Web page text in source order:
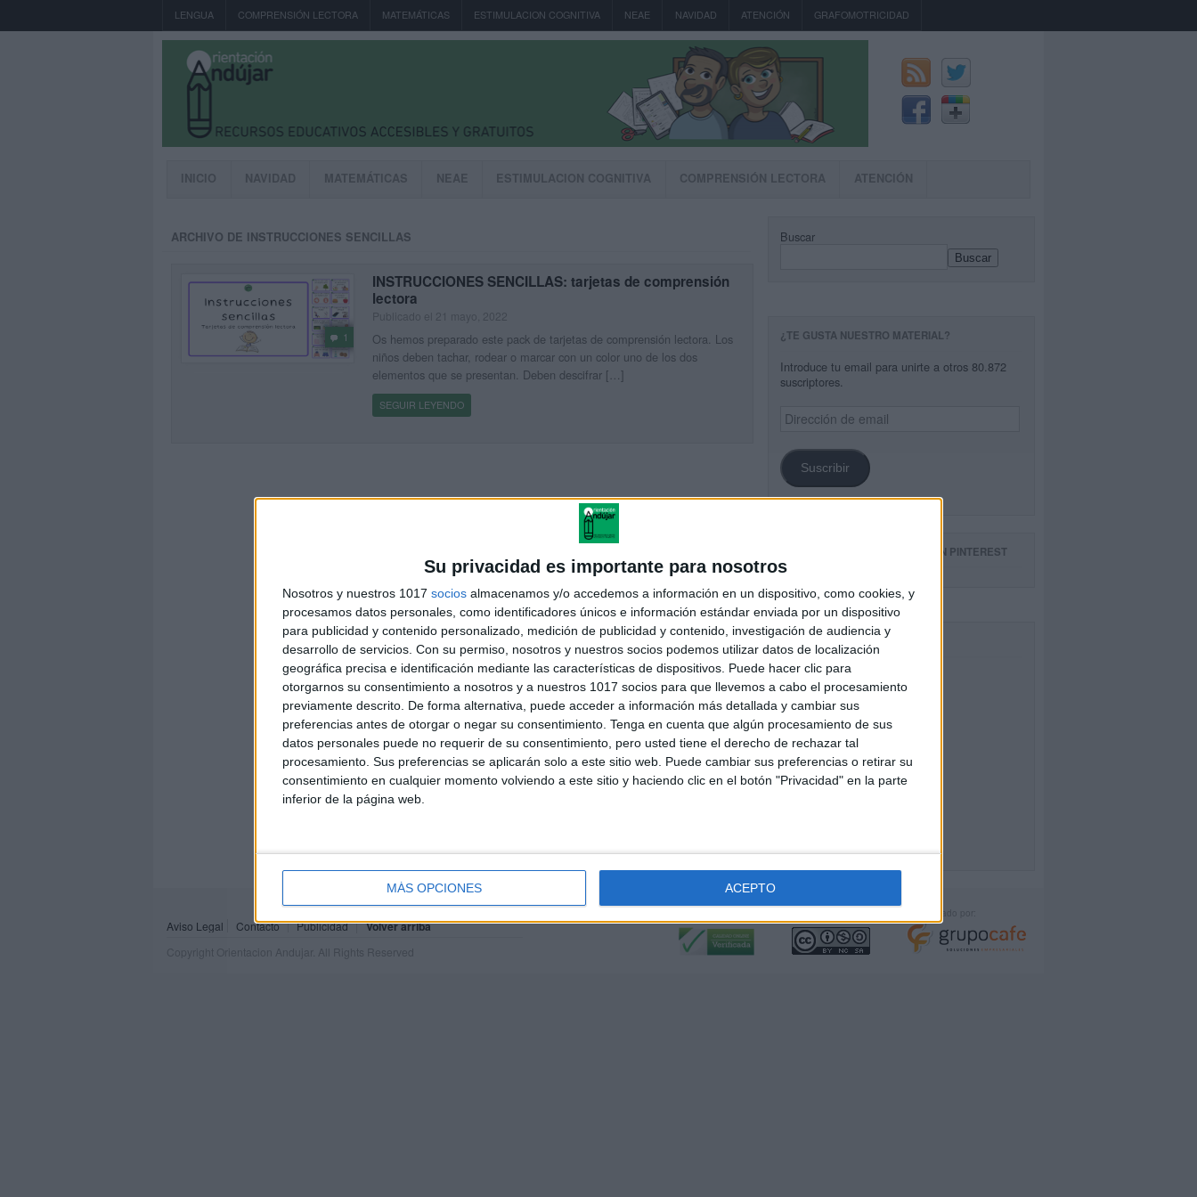
Su privacidad es importante para nosotros
Nosotros y nuestros 1017 socios almacenamos y/o accedemos a información en un dispositivo, como cookies, y
procesamos datos personales, como identificadores únicos e información estándar enviada por un dispositivo
para publicidad y contenido personalizado, medición de publicidad y contenido, investigación de audiencia y
desarrollo de servicios. Con su permiso, nosotros y nuestros socios podemos utilizar datos de localización
geográfica precisa e identificación mediante las características de dispositivos. Puede hacer clic para
otorgarnos su consentimiento a nosotros y a nuestros 1017 socios para que llevemos a cabo el procesamiento
previamente descrito. De forma alternativa, puede acceder a información más detallada y cambiar sus
preferencias antes de otorgar o negar su consentimiento. Tenga en cuenta que algún procesamiento de sus
datos personales puede no requerir de su consentimiento, pero usted tiene el derecho de rechazar tal
procesamiento. Sus preferencias se aplicarán solo a este sitio web. Puede cambiar sus preferencias o retirar su
consentimiento en cualquier momento volviendo a este sitio y haciendo clic en el botón "Privacidad" en la parte
inferior de la página web.
MÁS OPCIONES ACEPTO
LENGUA COMPRENSIÓN LECTORA MATEMÁTICAS ESTIMULACION COGNITIVA NEAE NAVIDAD ATENCIÓN GRAFOMOTRICIDAD
INICIO NAVIDAD MATEMÁTICAS NEAE ESTIMULACION COGNITIVA COMPRENSIÓN LECTORA ATENCIÓN
ARCHIVO DE INSTRUCCIONES SENCILLAS
1
INSTRUCCIONES SENCILLAS: tarjetas de comprensión
lectora
Os hemos preparado este pack de tarjetas de comprensión lectora. Los
niños deben tachar, rodear o marcar con un color uno de los dos
elementos que se presentan. Deben descifrar […]
SEGUIR LEYENDO
Buscar
Buscar
¿TE GUSTA NUESTRO MATERIAL?
Introduce tu email para unirte a otros 80.872
suscriptores.
Dirección
de
Suscribir
SIGUE NUESTROS TABLEROS EN PINTEREST
Aviso Legal Contacto Publicidad Volver arriba
Copyright Orientacion Andujar. All Rights Reserved